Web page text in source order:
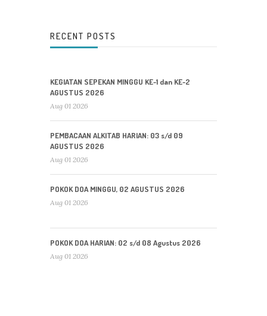
RECENT POSTS
KEGIATAN SEPEKAN MINGGU KE-1 dan KE-2
AGUSTUS 2026
Aug 01 2026
PEMBACAAN ALKITAB HARIAN: 03 s/d 09
AGUSTUS 2026
Aug 01 2026
POKOK DOA MINGGU, 02 AGUSTUS 2026
Aug 01 2026
POKOK DOA HARIAN: 02 s/d 08 Agustus 2026
Aug 01 2026